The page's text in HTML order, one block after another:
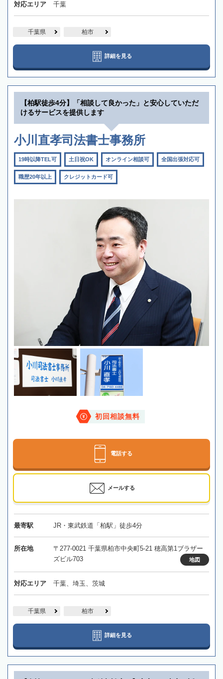
対応エリア 千葉
千葉県 柏市
詳細を見る
【柏駅徒歩4分】「相談して良かった」と安心していただ
けるサービスを提供します
小川直孝司法書士事務所
19時以降TEL可 土日祝OK オンライン相談可 全国出張対応可
職歴20年以上 クレジットカード可
初回相談無料
電話する
メールする
最寄駅 JR・東武鉄道「柏駅」徒歩4分
所在地
〒277-0021 千葉県柏市中央町5-21 穂高第1ブラザー
ズビル703
地図
対応エリア 千葉、埼玉、茨城
千葉県 柏市
詳細を見る